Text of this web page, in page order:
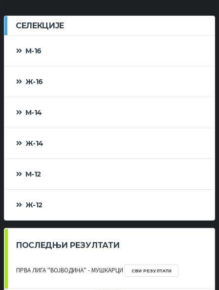
СЕЛЕКЦИЈЕ
М-16
Ж-16
М-14
Ж-14
М-12
Ж-12
ПОСЛЕДЊИ РЕЗУЛТАТИ
ПРВА ЛИГА ''ВОЈВОДИНА'' - МУШКАРЦИ СВИ РЕЗУЛТАТИ